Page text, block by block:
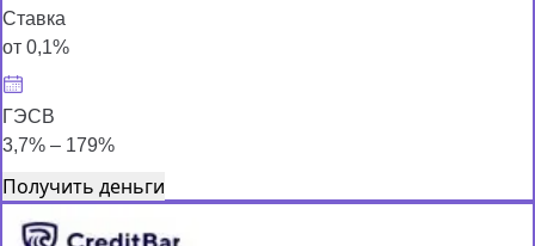
Ставка
от 0,1%
ГЭСВ
3,7% – 179%
Получить деньги